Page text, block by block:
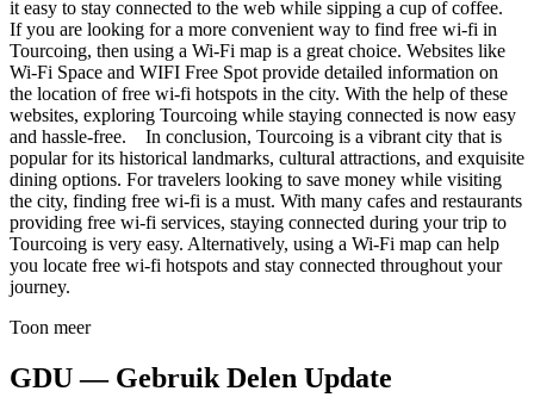
it easy to stay connected to the web while sipping a cup of coffee.
If you are looking for a more convenient way to find free wi-fi in
Tourcoing, then using a Wi-Fi map is a great choice. Websites like
Wi-Fi Space and WIFI Free Spot provide detailed information on
the location of free wi-fi hotspots in the city. With the help of these
websites, exploring Tourcoing while staying connected is now easy
and hassle-free. In conclusion, Tourcoing is a vibrant city that is
popular for its historical landmarks, cultural attractions, and exquisite
dining options. For travelers looking to save money while visiting
the city, finding free wi-fi is a must. With many cafes and restaurants
providing free wi-fi services, staying connected during your trip to
Tourcoing is very easy. Alternatively, using a Wi-Fi map can help
you locate free wi-fi hotspots and stay connected throughout your
journey.
Toon meer
GDU — Gebruik Delen Update